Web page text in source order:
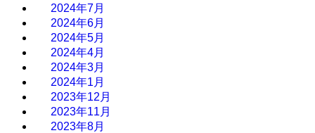
2024年7月
2024年6月
2024年5月
2024年4月
2024年3月
2024年1月
2023年12月
2023年11月
2023年8月